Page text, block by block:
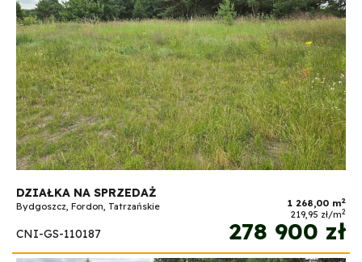
DZIAŁKA NA SPRZEDAŻ
Bydgoszcz, Fordon, Tatrzańskie 1 268,00 m2
219,95 zł/m2
CNI-GS-110187 278 900 zł